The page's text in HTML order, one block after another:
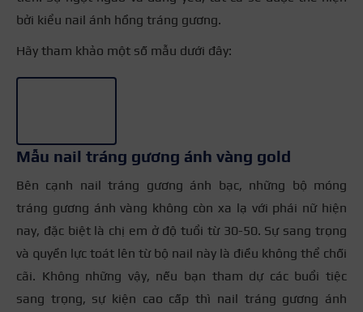
bởi kiểu nail ánh hồng tráng gương.
Hãy tham khảo một số mẫu dưới đây:
Mẫu nail tráng gương ánh vàng gold
Bên cạnh nail tráng gương ánh bạc, những bộ móng
tráng gương ánh vàng không còn xa lạ với phái nữ hiện
nay, đặc biệt là chị em ở độ tuổi từ 30-50. Sự sang trọng
và quyền lực toát lên từ bộ nail này là điều không thể chối
cãi. Không những vậy, nếu bạn tham dự các buổi tiệc
sang trọng, sự kiện cao cấp thì nail tráng gương ánh